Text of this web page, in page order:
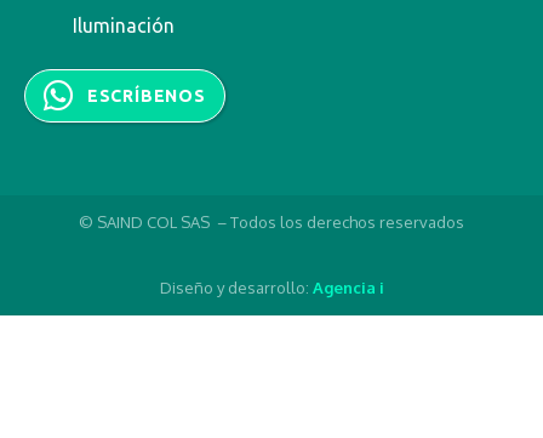
Iluminación
ESCRÍBENOS
© SAIND COL SAS – Todos los derechos reservados
Diseño y desarrollo: Agencia i